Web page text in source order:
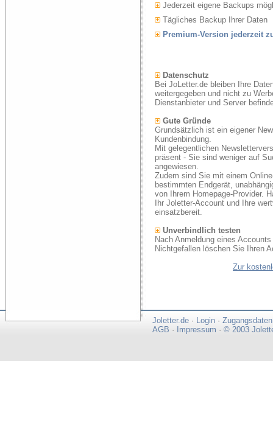
Jederzeit eigene Backups
Tägliches Backup Ihrer Daten
Premium-Version jederzeit
Datenschutz
Bei JoLetter.de bleiben Ihre
weitergegeben und nicht zu
Dienstanbieter und Server
Gute Gründe
Grundsätzlich ist ein eigener
Kundenbindung.
Mit gelegentlichen
präsent - Sie sind weniger auf
angewiesen.
Zudem sind Sie mit einem
bestimmten Endgerät,
von Ihrem Homepage-Provider.
Ihr Joletter-Account und Ihre
einsatzbereit.
Unverbindlich testen
Nach Anmeldung eines
Nichtgefallen löschen Sie Ihren
Zur
Joletter.de · Login · Zugangsdaten
AGB · Impressum · © 2003